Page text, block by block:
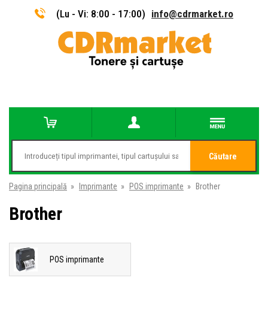
(Lu - Vi: 8:00 - 17:00) info@cdrmarket.ro
Căutare
Pagina principală » Imprimante » POS imprimante » Brother
Brother
POS imprimante